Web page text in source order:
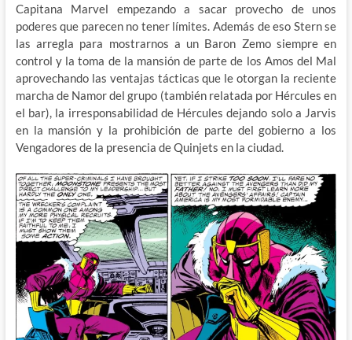
Capitana Marvel empezando a sacar provecho de unos
poderes que parecen no tener límites. Además de eso Stern se
las arregla para mostrarnos a un Baron Zemo siempre en
control y la toma de la mansión de parte de los Amos del Mal
aprovechando las ventajas tácticas que le otorgan la reciente
marcha de Namor del grupo (también relatada por Hércules en
el bar), la irresponsabilidad de Hércules dejando solo a Jarvis
en la mansión y la prohibición de parte del gobierno a los
Vengadores de la presencia de Quinjets en la ciudad.